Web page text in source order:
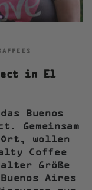
in El
Buenos
Gemeinsam
Ort, wollen
Coffee
Größe
Aires